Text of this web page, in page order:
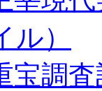
ル）
宝調